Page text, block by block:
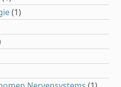
(1)